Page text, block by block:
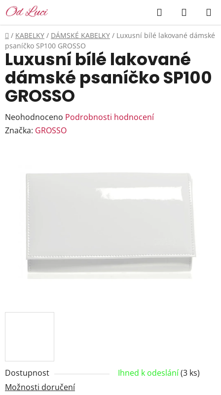
Přejít
na
obsah
Hledat
KOŠÍK
Domů
/ KABELKY / DÁMSKÉ KABELKY / Luxusní bílé lakované dámské
psaníčko SP100 GROSSO
Dostupnost Ihned k odeslání(3 ks)
Možnosti doručení
Luxusní bílé lakované
dámské psaníčko SP100
GROSSO
Průměrné
hodnocení
hvězdiček.
Neohodnoceno Podrobnosti hodnocení
Značka: GROSSO